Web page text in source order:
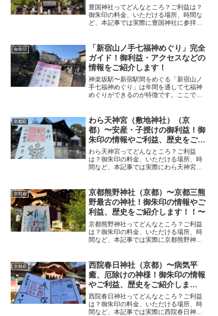
す！！〜
豊国神社ってどんなところ？ご利益は？
御朱印の料金、いただける場所、時間な
ど、本記事では実際に豊国神社に参拝し
神社は豊臣秀吉公をお祀りする神社とし
て知られ、境内には秀吉...
御朱印
「新宿山ノ手七福神めぐり」完全
ガイド！御利益・アクセスなどの
情報をご紹介します！
神楽坂駅〜新宿駅間をめぐる「新宿山ノ
手七福神めぐり」は年間を通して七福神
めぐりができるのが特徴です。ここでは
宿山ノ手七福神めぐりとは？？「新宿山
ノ手七福神めぐり」は年間...
京都府
わら天神宮（敷地神社）（京
都）〜安産・子授けの御利益！御
朱印の情報やご利益、歴史をご紹
介します！！〜
わら天神宮ってどんなところ？ご利益
は？御朱印の料金、いただける場所、時
間など、本記事では実際にわら天神宮に
（敷地神社）とは？京都市北区に佇む
「わら天神宮」は正式名称「敷...
京都府
京都熊野神社（京都）〜京都三熊
野最古の神社！御朱印の情報やご
利益、歴史をご紹介します！！〜
京都熊野神社ってどんなところ？ご利益
は？御朱印の料金、いただける場所、時
間など、本記事では実際に京都熊野神社
社とは？京都熊野神社は811年に日円上人
がこの地に紀州熊野...
京都府
西院春日神社（京都）〜病気平
癒、厄除けの神様！御朱印の情報
やご利益、歴史をご紹介しま
す！！〜
西院春日神社ってどんなところ？ご利益
は？御朱印の料金、いただける場所、時
間など、本記事では実際に西院春日神社